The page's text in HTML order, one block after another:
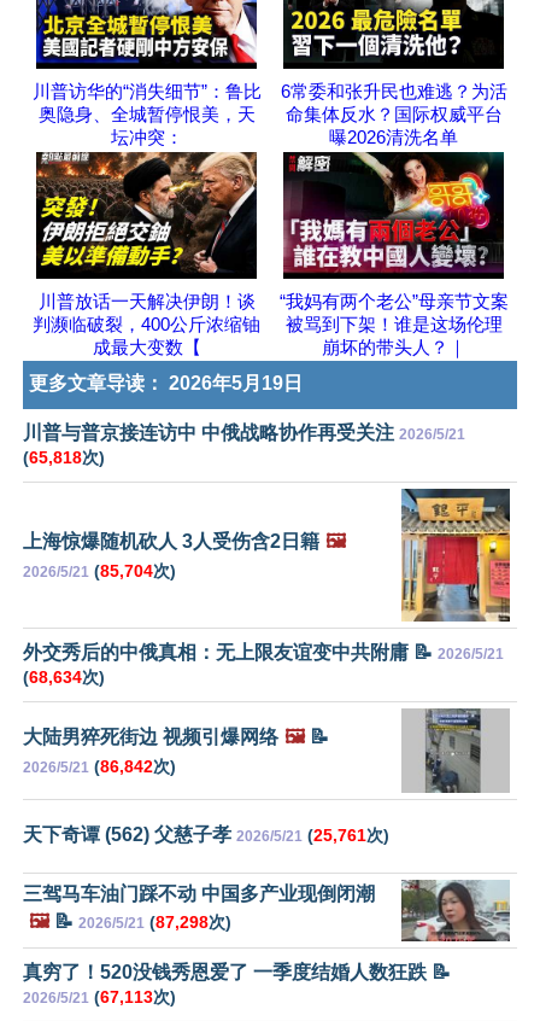
川普访华的“消失细节”：鲁比
奥隐身、全城暂停恨美，天
坛冲突：
6常委和张升民也难逃？为活
命集体反水？国际权威平台
曝2026清洗名单
川普放话一天解决伊朗！谈
判濒临破裂，400公斤浓缩铀
成最大变数【
“我妈有两个老公”母亲节文案
被骂到下架！谁是这场伦理
崩坏的带头人？｜
更多文章导读： 2026年5月19日
川普与普京接连访中 中俄战略协作再受关注 2026/5/21
(65,818次)
上海惊爆随机砍人 3人受伤含2日籍 🖼️
2026/5/21 (85,704次)
外交秀后的中俄真相：无上限友谊变中共附庸 📝 2026/5/21
(68,634次)
大陆男猝死街边 视频引爆网络 🖼️📝
2026/5/21 (86,842次)
天下奇谭 (562) 父慈子孝 2026/5/21 (25,761次)
三驾马车油门踩不动 中国多产业现倒闭潮
🖼️📝 2026/5/21 (87,298次)
真穷了！520没钱秀恩爱了 一季度结婚人数狂跌 📝
2026/5/21 (67,113次)